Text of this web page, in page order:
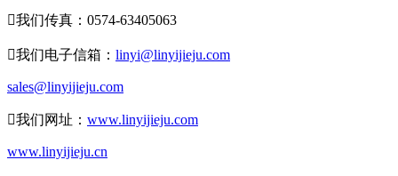
我们传真：0574-63405063
我们电子信箱： linyi@linyijieju.com
sales@linyijieju.com
我们网址： www.linyijieju.com
www.linyijieju.cn